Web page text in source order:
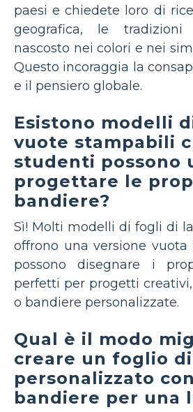
paesi e chiedete loro di
geografica, le
nascosto nei colori e nei
Questo incoraggia la
e il pensiero globale.
Esistono modelli
vuote stampabili
studenti possono
progettare le
bandiere?
Sì! Molti modelli di fogli di
offrono una versione
possono disegnare i
perfetti per progetti
o bandiere personalizzate.
Qual è il modo
creare un foglio
personalizzato
bandiere per una